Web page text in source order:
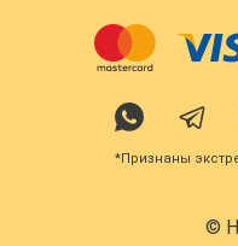
©
*Признаны